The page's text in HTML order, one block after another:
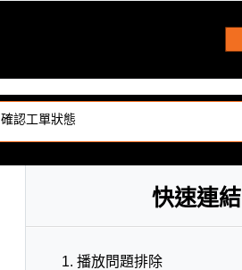
確認工單狀態
快速連結
1. 播放問題排除